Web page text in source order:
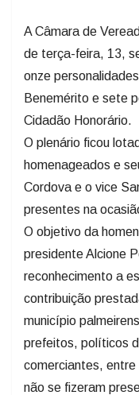
A Câmara de
de terça-feira, 13,
onze
Benemérito e sete
Cidadão Honorário.
O plenário ficou
homenageados e
Cordova e o vice
presentes na
O objetivo da
presidente Alcione
reconhecimento a
contribuição
município
prefeitos, políticos
comerciantes, entre
não se fizeram